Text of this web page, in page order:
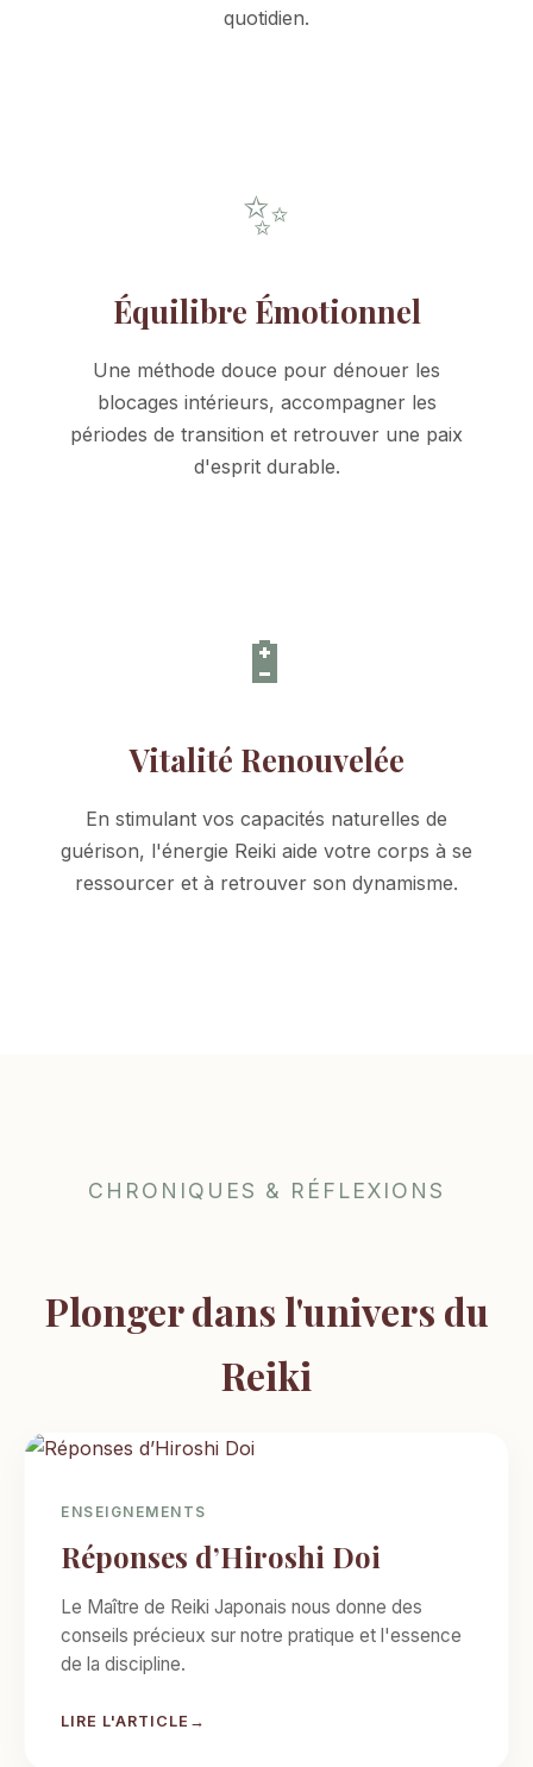
quotidien.
✨
Équilibre Émotionnel
Une méthode douce pour dénouer les
blocages intérieurs, accompagner les
périodes de transition et retrouver une paix
d'esprit durable.
🔋
Vitalité Renouvelée
En stimulant vos capacités naturelles de
guérison, l'énergie Reiki aide votre corps à se
ressourcer et à retrouver son dynamisme.
CHRONIQUES & RÉFLEXIONS
Plonger dans l'univers du
Reiki
ENSEIGNEMENTS
Réponses d’Hiroshi Doi
Le Maître de Reiki Japonais nous donne des
conseils précieux sur notre pratique et l'essence
de la discipline.
LIRE L'ARTICLE